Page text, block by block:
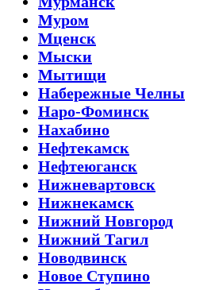
Муром
Мценск
Мыски
Мытищи
Набережные Челны
Наро-Фоминск
Нахабино
Нефтекамск
Нефтеюганск
Нижневартовск
Нижнекамск
Нижний Новгород
Нижний Тагил
Новодвинск
Новое Ступино